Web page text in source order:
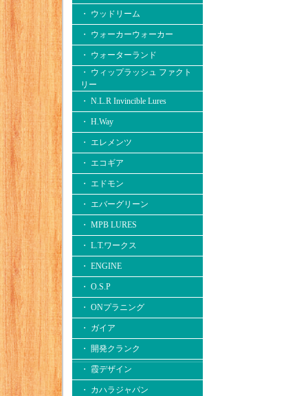
・ ウッドリーム
・ ウォーカーウォーカー
・ ウォーターランド
・ ウィップラッシュ ファクト
リー
・ N.L.R Invincible Lures
・ H.Way
・ エレメンツ
・ エコギア
・ エドモン
・ エバーグリーン
・ MPB LURES
・ L.T.ワークス
・ ENGINE
・ O.S.P
・ ONプラニング
・ ガイア
・ 開発クランク
・ 霞デザイン
・ カハラジャパン